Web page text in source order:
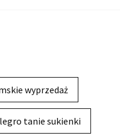
wyprzedaż
tanie sukienki